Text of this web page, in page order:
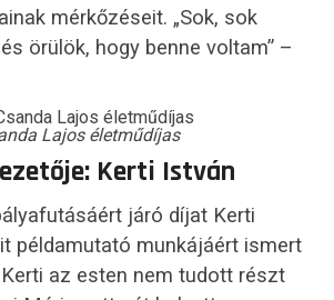
mérkőzéseit. „Sok, sok
örülök, hogy benne voltam” –
Lajos életműdíjas
Kerti István
járó díjat Kerti
példamutató munkájáért ismert
az esten nem tudott részt